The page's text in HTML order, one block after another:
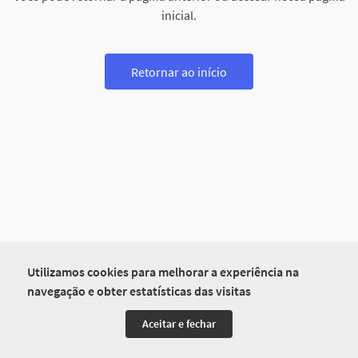
Utilizamos cookies para melhorar a experiência na
navegação e obter estatísticas das visitas
Aceitar e fechar
inicial.
Retornar ao início